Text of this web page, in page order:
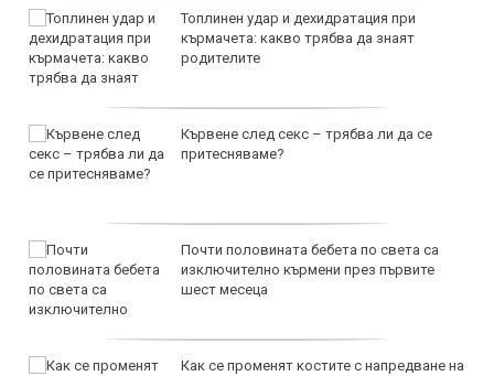
Топлинен удар и дехидратация при
кърмачета: какво трябва да знаят
родителите
Кървене след секс – трябва ли да се
притесняваме?
Почти половината бебета по света са
изключително кърмени през първите
шест месеца
Как се променят костите с напредване на